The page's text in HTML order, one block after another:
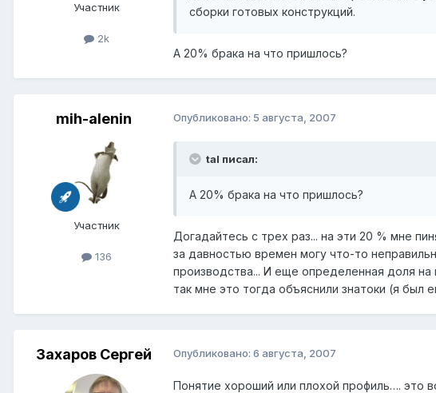
Участник
2k
сборки готовых конструкций.
А 20% брака на что пришлось?
mih-alenin
Участник
136
Опубликовано: 5 августа, 2007
tal писал:
А 20% брака на что пришлось?
Догадайтесь с трех раз... на эти 20 % мне
за давностью времен могу что-то
производства... И еще определенная доля
так мне это тогда объяснили знатоки (я
Захаров Сергей Опубликовано: 6 августа, 2007
Понятие хороший или плохой профиль…. это